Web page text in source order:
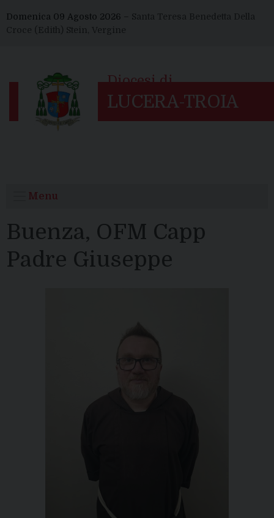
to
content
Domenica 09 Agosto 2026 – Santa Teresa Benedetta Della
Croce (Edith) Stein, Vergine
Menu
Buenza, OFM Capp
Padre Giuseppe